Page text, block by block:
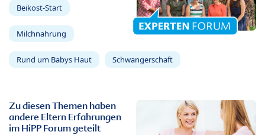
Beikost-Start
Milchnahrung
Rund um Babys Haut Schwangerschaft
Zu diesen Themen haben
andere Eltern Erfahrungen
im HiPP Forum geteilt